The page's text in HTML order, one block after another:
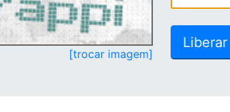
[trocar imagem]